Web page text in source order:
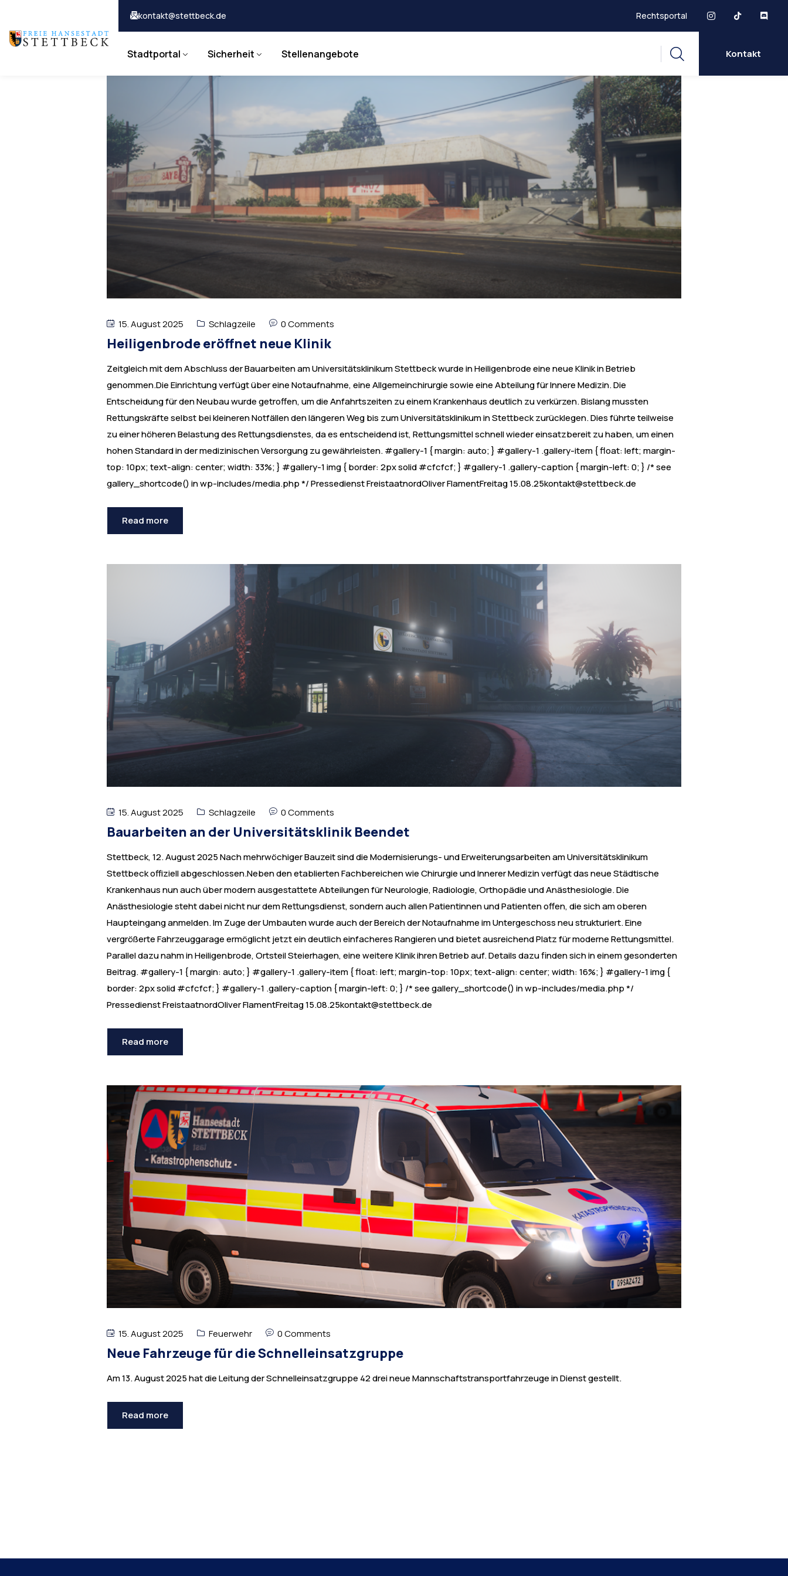
kontakt@stettbeck.de Rechtsportal
Stadtportal Sicherheit Stellenangebote Kontakt
15. August 2025 Schlagzeile 0 Comments
Heiligenbrode eröffnet neue Klinik
Zeitgleich mit dem Abschluss der Bauarbeiten am Universitätsklinikum Stettbeck wurde in Heiligenbrode eine neue Klinik in Betrieb
genommen.Die Einrichtung verfügt über eine Notaufnahme, eine Allgemeinchirurgie sowie eine Abteilung für Innere Medizin. Die
Entscheidung für den Neubau wurde getroffen, um die Anfahrtszeiten zu einem Krankenhaus deutlich zu verkürzen. Bislang mussten
Rettungskräfte selbst bei kleineren Notfällen den längeren Weg bis zum Universitätsklinikum in Stettbeck zurücklegen. Dies führte teilweise
zu einer höheren Belastung des Rettungsdienstes, da es entscheidend ist, Rettungsmittel schnell wieder einsatzbereit zu haben, um einen
hohen Standard in der medizinischen Versorgung zu gewährleisten. #gallery-1 { margin: auto; } #gallery-1 .gallery-item { float: left; margin-
top: 10px; text-align: center; width: 33%; } #gallery-1 img { border: 2px solid #cfcfcf; } #gallery-1 .gallery-caption { margin-left: 0; } /* see
gallery_shortcode() in wp-includes/media.php */ Pressedienst FreistaatnordOliver FlamentFreitag15.08.25kontakt@stettbeck.de
Read more
15. August 2025 Schlagzeile 0 Comments
Bauarbeiten an der Universitätsklinik Beendet
Stettbeck, 12. August 2025 Nach mehrwöchiger Bauzeit sind die Modernisierungs- und Erweiterungsarbeiten am Universitätsklinikum
Stettbeck offiziell abgeschlossen.Neben den etablierten Fachbereichen wie Chirurgie und Innerer Medizin verfügt das neue Städtische
Krankenhaus nun auch über modern ausgestattete Abteilungen für Neurologie, Radiologie, Orthopädie und Anästhesiologie. Die
Anästhesiologie steht dabei nicht nur dem Rettungsdienst, sondern auch allen Patientinnen und Patienten offen, die sich am oberen
Haupteingang anmelden. Im Zuge der Umbauten wurde auch der Bereich der Notaufnahme im Untergeschoss neu strukturiert. Eine
vergrößerte Fahrzeuggarage ermöglicht jetzt ein deutlich einfacheres Rangieren und bietet ausreichend Platz für moderne Rettungsmittel.
Parallel dazu nahm in Heiligenbrode, Ortsteil Steierhagen, eine weitere Klinik ihren Betrieb auf. Details dazu finden sich in einem gesonderten
Beitrag. #gallery-1 { margin: auto; } #gallery-1 .gallery-item { float: left; margin-top: 10px; text-align: center; width: 16%; } #gallery-1 img {
border: 2px solid #cfcfcf; } #gallery-1 .gallery-caption { margin-left: 0; } /* see gallery_shortcode() in wp-includes/media.php */
Pressedienst FreistaatnordOliver FlamentFreitag15.08.25kontakt@stettbeck.de
Read more
15. August 2025 Feuerwehr 0 Comments
Neue Fahrzeuge für die Schnelleinsatzgruppe
Am 13. August 2025 hat die Leitung der Schnelleinsatzgruppe 42 drei neue Mannschaftstransportfahrzeuge in Dienst gestellt.
Read more